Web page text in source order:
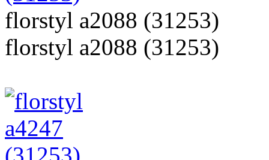
florstyl a2088 (31253)
florstyl a2088 (31253)